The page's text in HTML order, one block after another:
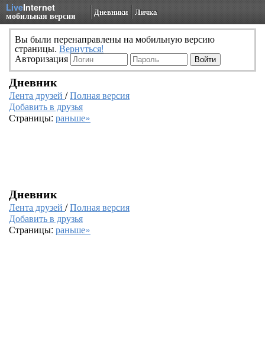
LiveInternet
мобильная версия Дневники Личка
Вы были перенаправлены на мобильную версию
страницы. Вернуться!
Авторизация
Дневник
Лента друзей /Полная версия
Добавить в друзья
Страницы: раньше»
Дневник
Лента друзей /Полная версия
Добавить в друзья
Страницы: раньше»